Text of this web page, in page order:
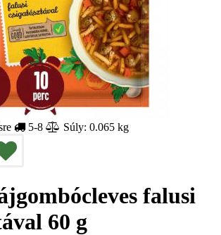
5-8 Súly: 0.065 kg
falusi
60 g